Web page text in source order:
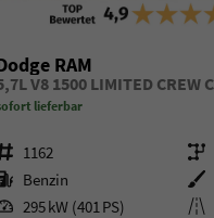
RAM
lieferbar
Fahrzeugnr. 1162 Getriebe
Kraftstoff Benzin Außenfarbe
Leistung 295 kW (401 PS) Kilometerstand